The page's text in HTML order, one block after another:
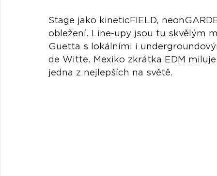
Stage jako kineticFIELD,
obležení. Line-upy jsou tu skvělým
Guetta s lokálními i
de Witte. Mexiko zkrátka EDM
jedna z nejlepších na světě.